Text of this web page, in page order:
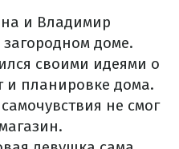
и Владимир
доме.
своими идеями о
и планировке дома.
не смог